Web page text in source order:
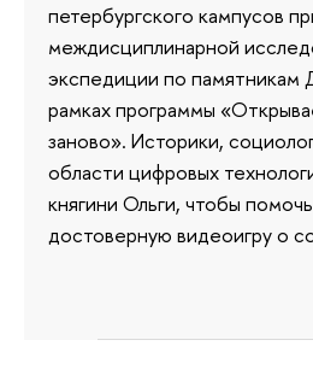
петербургского кампусов
междисциплинарной
экспедиции по памятникам
рамках программы
заново». Историки,
области цифровых
княгини Ольги, чтобы
достоверную видеоигру о